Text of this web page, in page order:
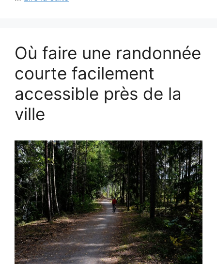
Où faire une randonnée
courte facilement
accessible près de la
ville